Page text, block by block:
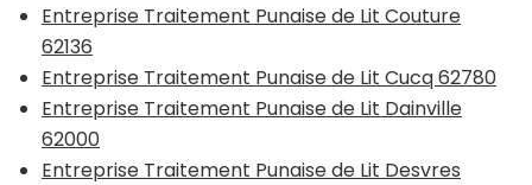
Entreprise Traitement Punaise de Lit Couture
62136
Entreprise Traitement Punaise de Lit Cucq 62780
Entreprise Traitement Punaise de Lit Dainville
62000
Entreprise Traitement Punaise de Lit Desvres